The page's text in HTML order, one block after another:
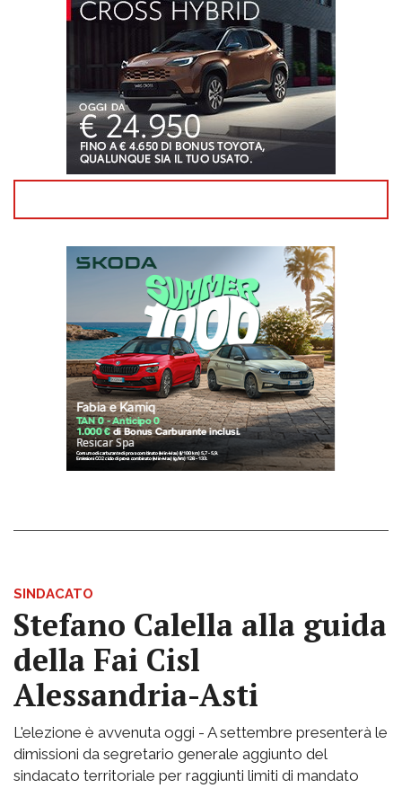
SINDACATO
Stefano Calella alla guida
della Fai Cisl
Alessandria-Asti
L'elezione è avvenuta oggi - A settembre presenterà le
dimissioni da segretario generale aggiunto del
sindacato territoriale per raggiunti limiti di mandato